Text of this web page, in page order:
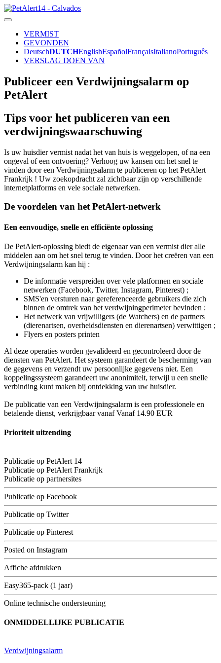
VERMIST
GEVONDEN
DeutschDUTCHEnglishEspañolFrançaisItalianoPortuguês
VERSLAG DOEN VAN
Publiceer een Verdwijningsalarm op
PetAlert
Tips voor het publiceren van een
verdwijningswaarschuwing
Is uw huisdier vermist nadat het van huis is weggelopen, of na een
ongeval of een ontvoering? Verhoog uw kansen om het snel te
vinden door een Verdwijningsalarm te publiceren op het PetAlert
Frankrijk ! Uw zoekopdracht zal zichtbaar zijn op verschillende
internetplatforms en vele sociale netwerken.
De voordelen van het PetAlert-netwerk
Een eenvoudige, snelle en efficiënte oplossing
De PetAlert-oplossing biedt de eigenaar van een vermist dier alle
middelen aan om het snel terug te vinden. Door het creëren van een
Verdwijningsalarm kan hij :
De informatie verspreiden over vele platformen en sociale
netwerken (Facebook, Twitter, Instagram, Pinterest) ;
SMS'en versturen naar gereferenceerde gebruikers die zich
binnen de omtrek van het verdwijningperimeter bevinden ;
Het netwerk van vrijwilligers (de Watchers) en de partners
(dierenartsen, overheidsdiensten en dierenartsen) verwittigen ;
Flyers en posters printen
Al deze operaties worden gevalideerd en gecontroleerd door de
diensten van PetAlert. Het systeem garandeert de bescherming van
de gegevens en verzendt uw persoonlijke gegevens niet. Een
koppelingssysteem garandeert uw anonimiteit, terwijl u een snelle
verbinding kunt maken bij ontdekking van uw huisdier.
De publicatie van een Verdwijningsalarm is een professionele en
betalende dienst, verkrijgbaar vanaf Vanaf 14.90 EUR
Prioriteit uitzending
Publicatie op PetAlert 14
Publicatie op PetAlert Frankrijk
Publicatie op partnersites
Publicatie op Facebook
Publicatie op Twitter
Publicatie op Pinterest
Posted on Instagram
Affiche afdrukken
Easy365-pack (1 jaar)
Online technische ondersteuning
ONMIDDELLIJKE PUBLICATIE
Verdwijningsalarm